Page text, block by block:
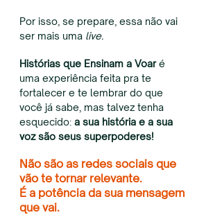
Por isso, se prepare, essa não vai
ser mais uma live.
Histórias que Ensinam a Voaré
uma experiência feita pra te
fortalecer e te lembrar do que
você já sabe, mas talvez tenha
esquecido: a sua história e a sua
voz são seus superpoderes!
Não são as redes sociais que
vão te tornar relevante.
É a potência da sua mensagem
que vai.